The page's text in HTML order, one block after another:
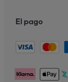
El pago